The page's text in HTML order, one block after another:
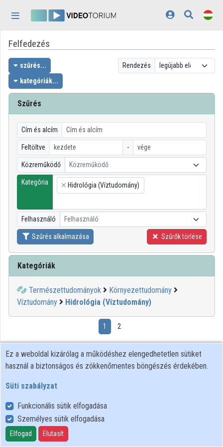
Kezdőlap
Bejelentkezés
Felfedezés
Kategóriák
Lejátszási listák
Intézmények
Közreműködők
világos
Felfedezés
szűrés...
kategóriák...
Rendezés
Szűrés
Cím és alcím
Feltöltve -
Közreműködő Közreműködő
Kategória
×
Hidrológia (Víztudomány)
Felhasználó Felhasználó
Szűrés alkalmazása Szűrők törlése
Kategóriák
Természettudományok
Környezettudomány
Víztudomány
Hidrológia (Víztudomány)
1 2
00:00:13
Ez a weboldal kizárólag a működéshez elengedhetetlen sütiket
használ a biztonságos és zökkenőmentes böngészés érdekében.
Süti szabályzat
Funkcionális sütik elfogadása
Személyes sütik elfogadása
Elfogad Elutasít